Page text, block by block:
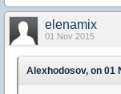
elenamix
01 Nov 2015
Alexhodosov, on 01